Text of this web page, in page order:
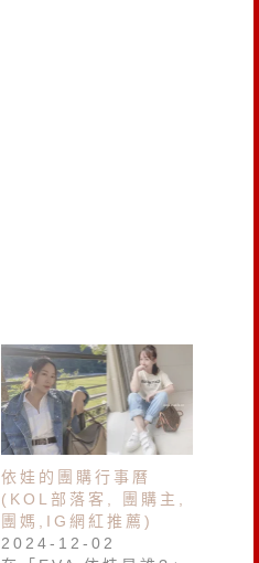
依娃的團購行事曆
(KOL部落客, 團購主,
團媽,IG網紅推薦)
2024-12-02